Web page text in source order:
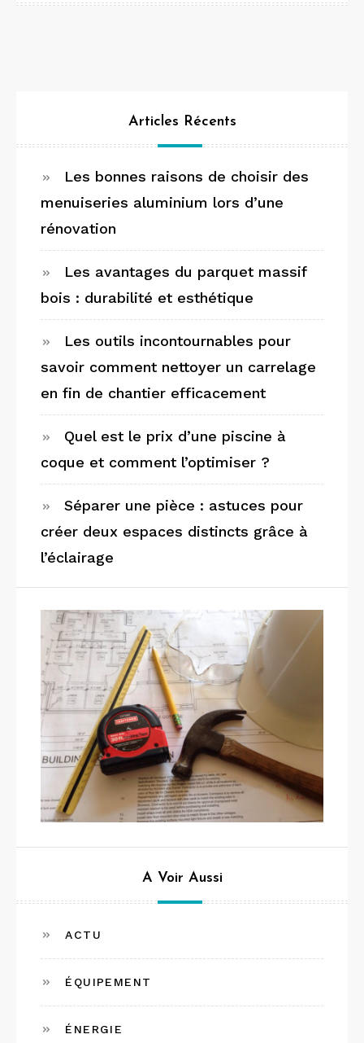
Articles Récents
Les bonnes raisons de choisir des
menuiseries aluminium lors d’une
rénovation
Les avantages du parquet massif
bois : durabilité et esthétique
Les outils incontournables pour
savoir comment nettoyer un carrelage
en fin de chantier efficacement
Quel est le prix d’une piscine à
coque et comment l’optimiser ?
Séparer une pièce : astuces pour
créer deux espaces distincts grâce à
l’éclairage
A Voir Aussi
ACTU
ÉQUIPEMENT
ÉNERGIE